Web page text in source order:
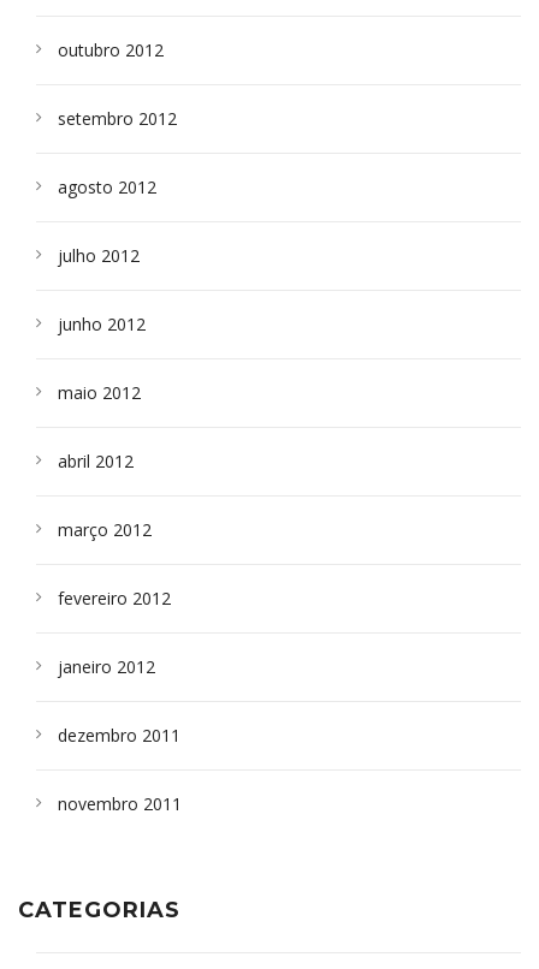
outubro 2012
setembro 2012
agosto 2012
julho 2012
junho 2012
maio 2012
abril 2012
março 2012
fevereiro 2012
janeiro 2012
dezembro 2011
novembro 2011
CATEGORIAS